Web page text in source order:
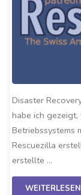
Disaster
habe ich gezeigt,
Betriebssystems
Rescuezilla
erstellte …